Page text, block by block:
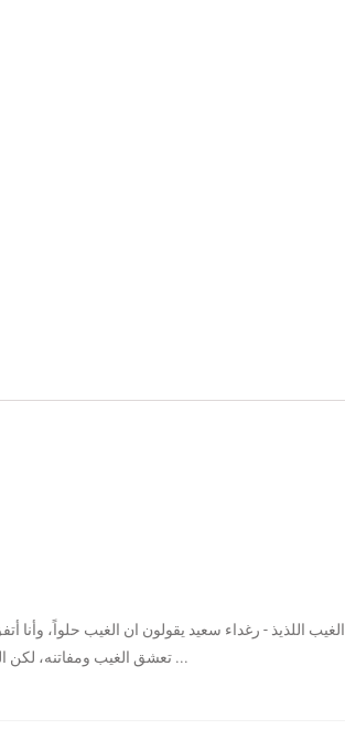
الغيب اللذيذ - رغداء سعيد يقولون ان الغيب حلواً، وأنا
تعشق الغيب ومفاتنه، لكن الغيب تكشف لي اليوم في هيئة حل ...